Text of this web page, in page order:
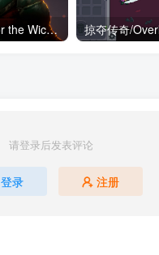
恶意不息/No Rest for the Wicked 掠夺传奇/
请登录后发表评论
登录 注册